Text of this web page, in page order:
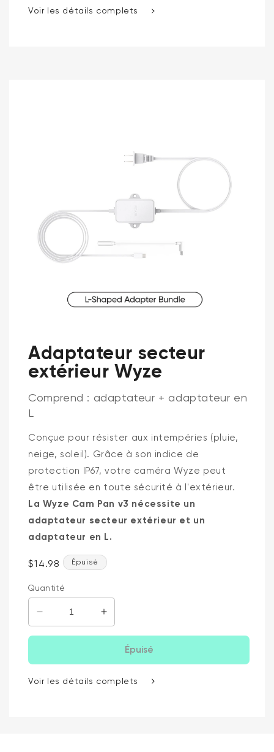
Voir les détails complets
Adaptateur secteur
extérieur Wyze
Comprend : adaptateur + adaptateur en
L
Conçue pour résister aux intempéries (pluie,
neige, soleil). Grâce à son indice de
protection IP67, votre caméra Wyze peut
être utilisée en toute sécurité à l'extérieur.
La Wyze Cam Pan v3 nécessite un
adaptateur secteur extérieur et un
adaptateur en L.
Prix ​​régulier
$14.98 Épuisé
Quantité
Diminuer la quantité deAugmenter la quantité pour
Épuisé
Voir les détails complets